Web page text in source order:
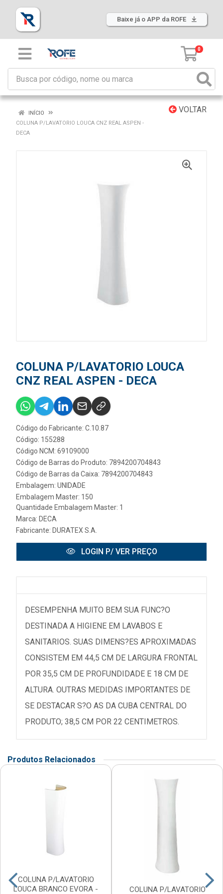
Baixe já o APP da ROFE
0
VOLTAR
INÍCIO
COLUNA P/LAVATORIO LOUCA CNZ REAL ASPEN -
DECA
COLUNA P/LAVATORIO LOUCA
CNZ REAL ASPEN - DECA
Código do Fabricante: C.10.87
Código: 155288
Código NCM: 69109000
Código de Barras do Produto: 7894200704843
Código de Barras da Caixa: 7894200704843
Embalagem: UNIDADE
Embalagem Master: 150
Quantidade Embalagem Master: 1
Marca: DECA
Fabricante: DURATEX S.A.
LOGIN P/ VER PREÇO
DESEMPENHA MUITO BEM SUA FUNC?O
DESTINADA A HIGIENE EM LAVABOS E
SANITARIOS. SUAS DIMENS?ES APROXIMADAS
CONSISTEM EM 44,5 CM DE LARGURA FRONTAL
POR 35,5 CM DE PROFUNDIDADE E 18 CM DE
ALTURA. OUTRAS MEDIDAS IMPORTANTES DE
SE DESTACAR S?O AS DA CUBA CENTRAL DO
PRODUTO; 38,5 CM POR 22 CENTIMETROS.
Produtos Relacionados
COLUNA P/LAVATORIO
LOUCA BRANCO EVORA -
COLUNA P/LAVATORIO